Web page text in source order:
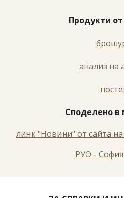
Продукти
анализ на
Споделено в
линк "Новини" от сайта
РУО - София